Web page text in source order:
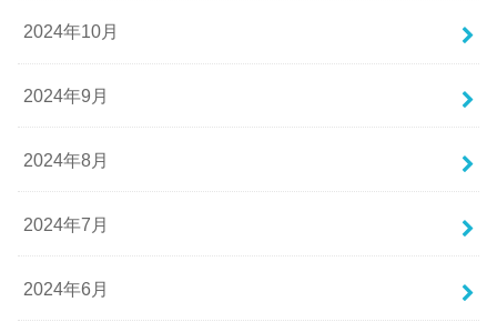
2024年10月
2024年9月
2024年8月
2024年7月
2024年6月